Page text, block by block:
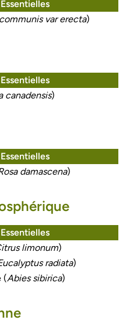
var erecta)
canadensis)
damascena)
limonum)
radiata)
(Abies sibirica)